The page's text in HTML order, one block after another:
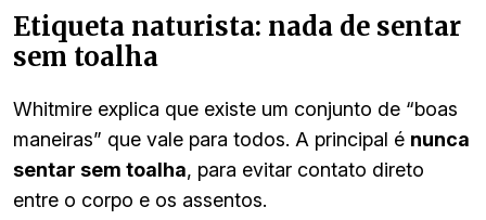
Etiqueta naturista: nada de sentar
sem toalha
Whitmire explica que existe um conjunto de “boas
maneiras” que vale para todos. A principal é nunca
sentar sem toalha, para evitar contato direto
entre o corpo e os assentos.